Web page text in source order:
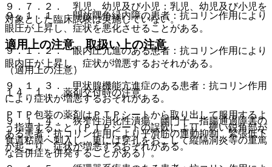
９．７．２． 乳児、幼児及び小児：乳児、幼児及び小児を
対象とした臨床試験は実施していない。
適用上の注意、取扱い上の注意
（適用上の注意）
１４．１． 薬剤交付時の注意
ＰＴＰ包装の薬剤はＰＴＰシートから取り出して服用するよ
う指導すること（ＰＴＰシートの誤飲により、硬い鋭角部が
食道粘膜へ刺入し、更には穿孔をおこして縦隔洞炎等の重篤
な合併症を併発することがある）。
９．１．１． 開放隅角緑内障の患者：抗コリン作用により
眼圧が上昇し、症状を悪化させることがある。
９．１．２． 眼内圧亢進のある患者：抗コリン作用により
眼内圧が上昇し、症状が増悪するおそれがある。
９．１．３． 甲状腺機能亢進症のある患者：抗コリン作用
により症状が増悪するおそれがある。
９．１．４． 狭窄性消化性潰瘍、幽門十二指腸通過障害の
ある患者：抗コリン作用により平滑筋の運動抑制、緊張低下
が起こり、症状が増悪するおそれがある。